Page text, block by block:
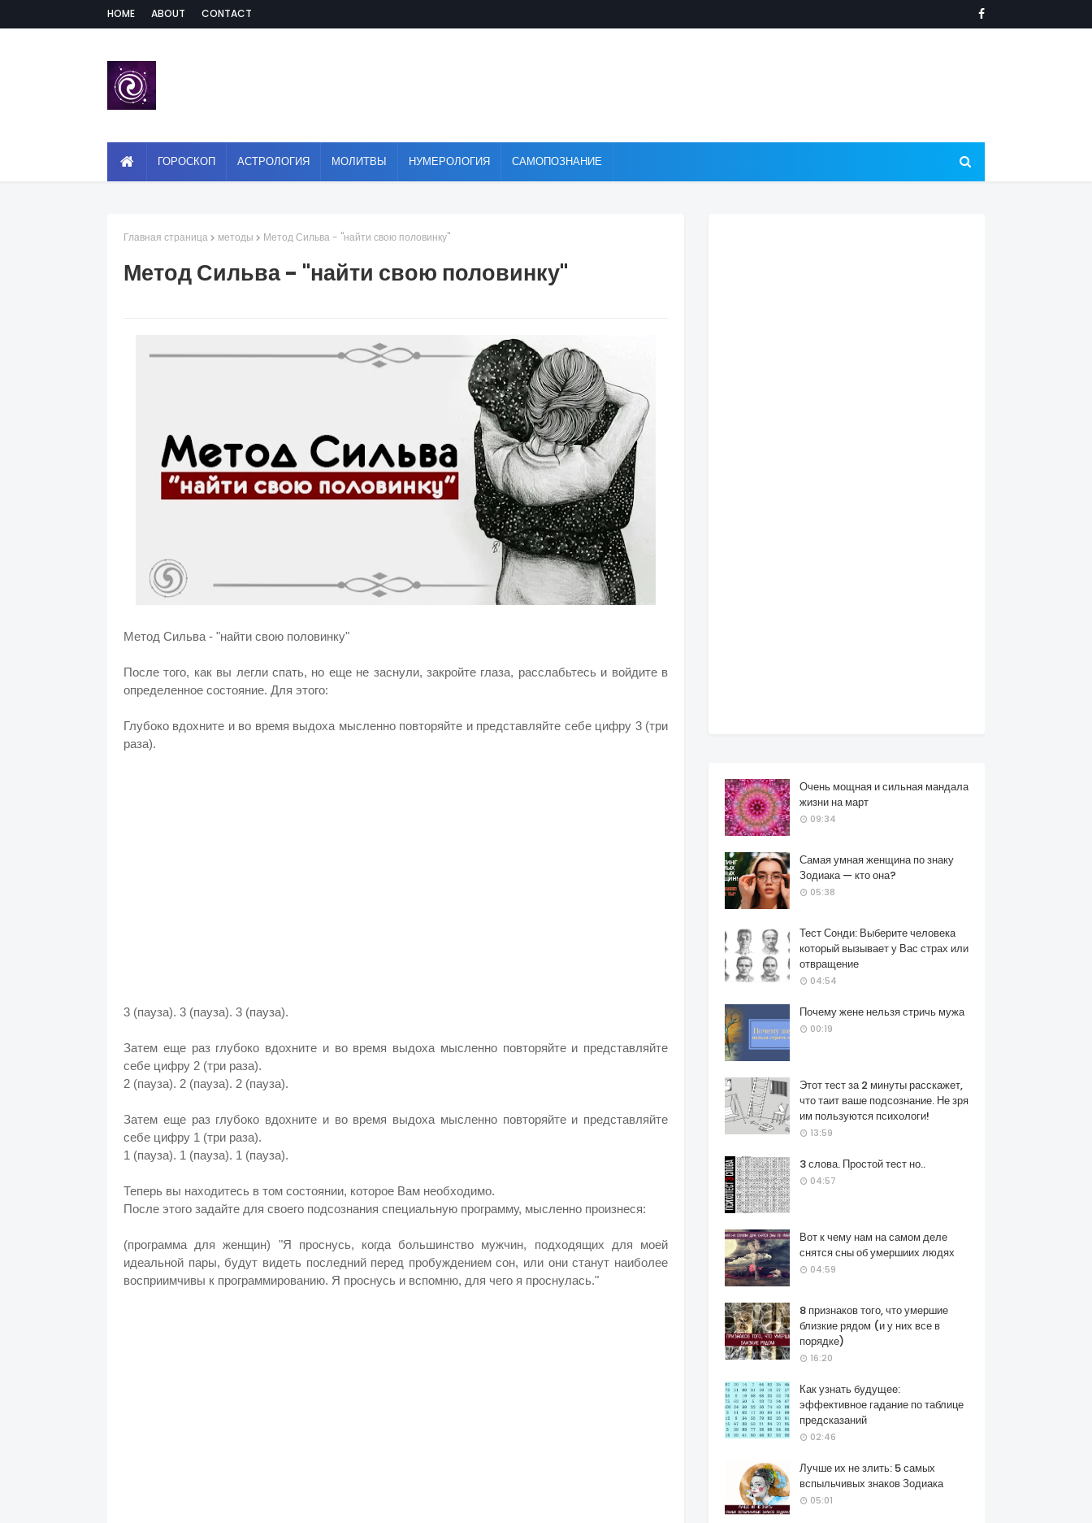
HOME ABOUT CONTACT
ГОРОСКОП АСТРОЛОГИЯ МОЛИТВЫ НУМЕРОЛОГИЯ САМОПОЗНАНИЕ
Главная страница методы Метод Сильва - "найти свою половинку"
Метод Сильва - "найти свою половинку"
Метод Сильва - "найти свою половинку"
После того, как вы легли спать, но еще не заснули, закройте глаза, расслабьтесь и войдите в
определенное состояние. Для этого:
Глубоко вдохните и во время выдоха мысленно повторяйте и представляйте себе цифру 3 (три
раза).
3 (пауза). 3 (пауза). 3 (пауза).
Затем еще раз глубоко вдохните и во время выдоха мысленно повторяйте и представляйте
себе цифру 2 (три раза).
2 (пауза). 2 (пауза). 2 (пауза).
Затем еще раз глубоко вдохните и во время выдоха мысленно повторяйте и представляйте
себе цифру 1 (три раза).
1 (пауза). 1 (пауза). 1 (пауза).
Теперь вы находитесь в том состоянии, которое Вам необходимо.
После этого задайте для своего подсознания специальную программу, мысленно произнеся:
(программа для женщин) "Я проснусь, когда большинство мужчин, подходящих для моей
идеальной пары, будут видеть последний перед пробуждением сон, или они станут наиболее
восприимчивы к программированию. Я проснусь и вспомню, для чего я проснулась."
Очень мощная и сильная мандала
жизни на март
09:34
Самая умная женщина по знаку
Зодиака — кто она?
05:38
Тест Сонди: Выберите человека
который вызывает у Вас страх или
отвращение
04:54
Почему жене нельзя стричь мужа
00:19
Этот тест за 2 минуты расскажет,
что таит ваше подсознание. Не зря
им пользуются психологи!
13:59
3 слова. Простой тест но..
04:57
Вот к чему нам на самом деле
снятся сны об умершиих людях
04:59
8 признаков того, что умершие
близкие рядом (и у них все в
порядке)
16:20
Как узнать будущее:
эффективное гадание по таблице
предсказаний
02:46
Лучше их не злить: 5 самых
вспыльчивых знаков Зодиака
05:01